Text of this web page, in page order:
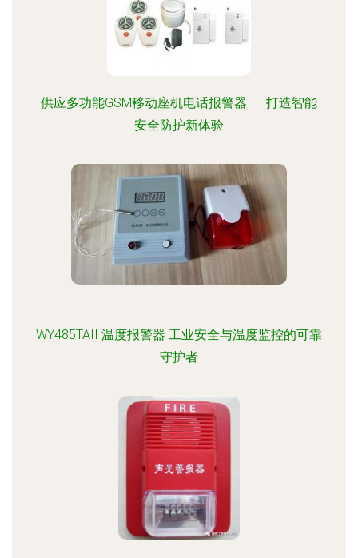
供应多功能GSM移动座机电话报警器——打造智能
安全防护新体验
WY485TAII 温度报警器 工业安全与温度监控的可靠
守护者